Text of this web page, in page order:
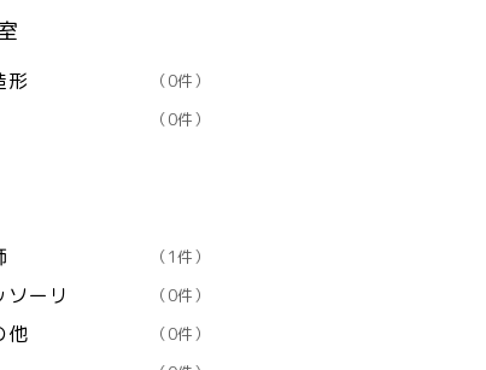
形 （0件）
（0件）
（1件）
ソーリ （0件）
他 （0件）